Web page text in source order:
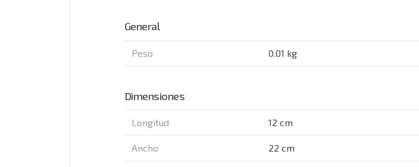
General
Peso 0.01 kg
Dimensiones
Longitud 12 cm
Ancho 22 cm